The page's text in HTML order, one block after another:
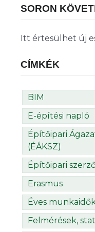
SORON
Itt értesülhet új
CÍMKÉK
BIM
E-építési napló
Építőipari
(ÉÁKSZ)
Építőipari
Erasmus
Éves
Felmérések,